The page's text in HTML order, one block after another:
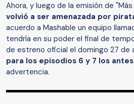
Ahora, y luego de la emisión de "Más
volvió a ser amenazada por
acuerdo a Mashable un equipo
tendría en su poder el final de
de estreno oficial el domingo 27 de
para los episodios 6 y 7 los
advertencia.